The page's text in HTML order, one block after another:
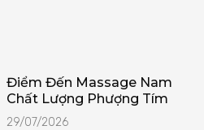
Điểm Đến Massage Nam
Chất Lượng Phượng Tím
29/07/2026